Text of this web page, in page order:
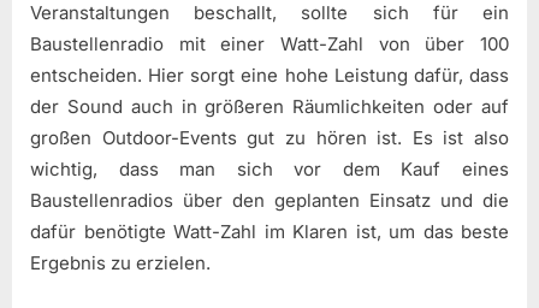
Veranstaltungen beschallt, sollte sich für ein
Baustellenradio mit einer Watt-Zahl von über 100
entscheiden. Hier sorgt eine hohe Leistung dafür, dass
der Sound auch in größeren Räumlichkeiten oder auf
großen Outdoor-Events gut zu hören ist. Es ist also
wichtig, dass man sich vor dem Kauf eines
Baustellenradios über den geplanten Einsatz und die
dafür benötigte Watt-Zahl im Klaren ist, um das beste
Ergebnis zu erzielen.